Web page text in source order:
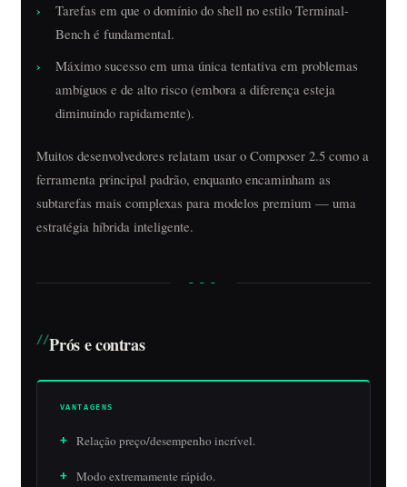
Tarefas em que o domínio do shell no estilo Terminal-
Bench é fundamental.
Máximo sucesso em uma única tentativa em problemas
ambíguos e de alto risco (embora a diferença esteja
diminuindo rapidamente).
Muitos desenvolvedores relatam usar o Composer 2.5 como a
ferramenta principal padrão, enquanto encaminham as
subtarefas mais complexas para modelos premium — uma
estratégia híbrida inteligente.
Prós e contras
VANTAGENS
Relação preço/desempenho incrível.
Modo extremamente rápido.